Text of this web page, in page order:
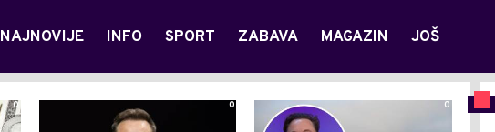
NAJNOVIJE INFO SPORT ZABAVA MAGAZIN JOŠ
0 0 0